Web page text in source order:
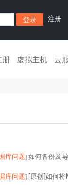
注册
册 虚拟主机 云
库问题]如何备份及
库问题] [原创]如何